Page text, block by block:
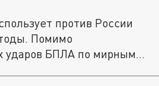
против России
Помимо
ударов БПЛА по мирным...